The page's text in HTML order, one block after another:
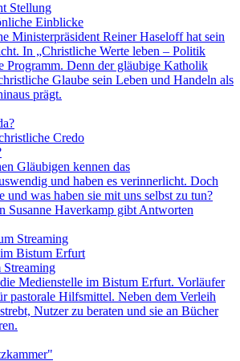
Stellung
Einblicke
Ministerpräsident Reiner Haseloff hat sein
In „Christliche Werte leben – Politik
Programm. Denn der gläubige Katholik
Glaube sein Leben und Handeln als
prägt.
Credo
Gläubigen kennen das
und haben es verinnerlicht. Doch
und was haben sie mit uns selbst zu tun?
Susanne Haverkamp gibt Antworten
Bistum Erfurt
die Medienstelle im Bistum Erfurt. Vorläufer
pastorale Hilfsmittel. Neben dem Verleih
Nutzer zu beraten und sie an Bücher